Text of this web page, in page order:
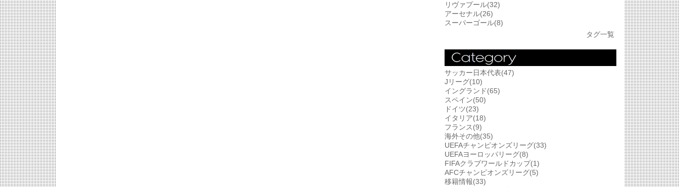
リヴァプール(32)
アーセナル(26)
スーパーゴール(8)
タグ一覧
サッカー日本代表(47)
Jリーグ(10)
イングランド(65)
スペイン(50)
ドイツ(23)
イタリア(18)
フランス(9)
海外その他(35)
UEFAチャンピオンズリーグ(33)
UEFAヨーロッパリーグ(8)
FIFAクラブワールドカップ(1)
AFCチャンピオンズリーグ(5)
移籍情報(33)